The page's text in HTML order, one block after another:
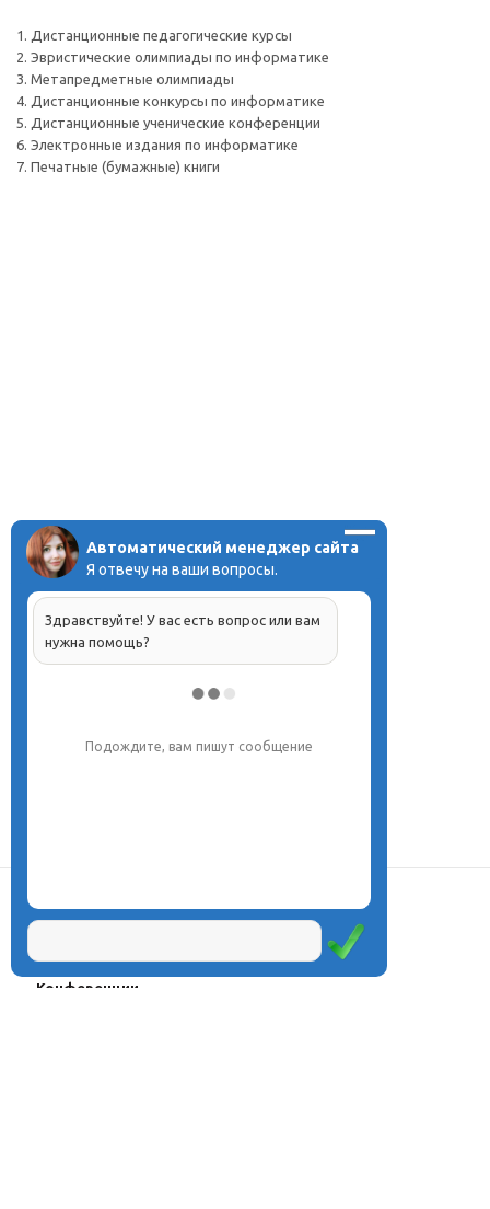
1. Дистанционные педагогические курсы
2. Эвристические олимпиады по информатике
3. Метапредметные олимпиады
4. Дистанционные конкурсы по информатике
5. Дистанционные ученические конференции
6. Электронные издания по информатике
7. Печатные (бумажные) книги
Проекты
Олимпиады
Конферeнции
Автоматический менеджер сайта
Я отвечу на ваши вопросы.
Здравствуйте! У вас есть вопрос или вам
нужна помощь?
Подождите, вам пишут сообщение